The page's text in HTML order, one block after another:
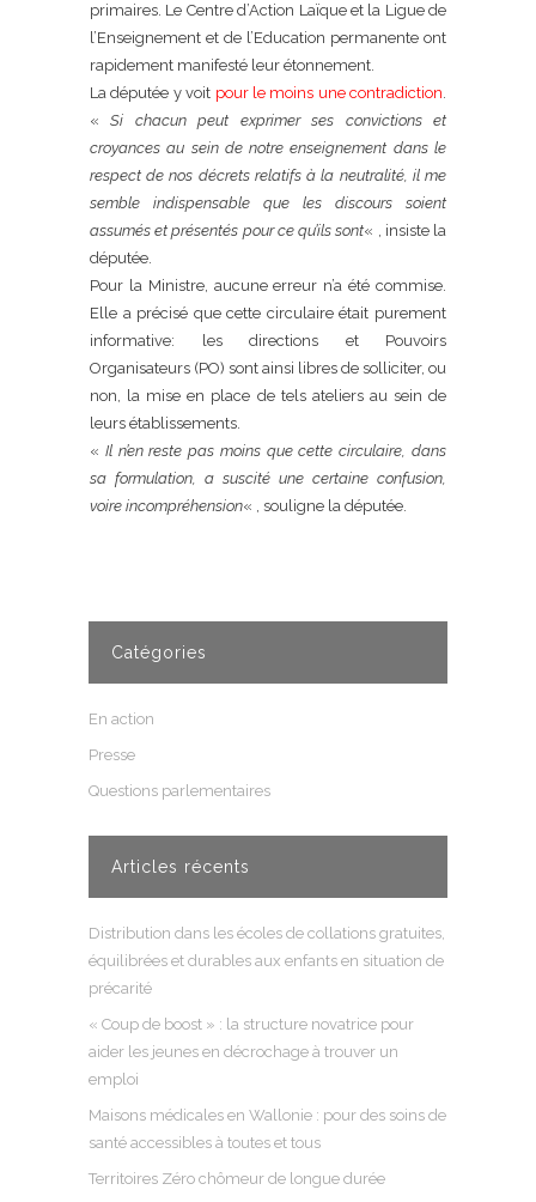
primaires. Le Centre d’Action Laïque et la Ligue de
l’Enseignement et de l’Education permanente ont
rapidement manifesté leur étonnement.
La députée y voit pour le moins une contradiction.
«Si chacun peut exprimer ses convictions et
croyances au sein de notre enseignement dans le
respect de nos décrets relatifs à la neutralité, il me
semble indispensable que les discours soient
assumés et présentés pour ce qu’ils sont« , insiste la
députée.
Pour la Ministre, aucune erreur n’a été commise.
Elle a précisé que cette circulaire était purement
informative: les directions et Pouvoirs
Organisateurs (PO) sont ainsi libres de solliciter, ou
non, la mise en place de tels ateliers au sein de
leurs établissements.
« Il n’en reste pas moins que cette circulaire, dans
sa formulation, a suscité une certaine confusion,
voire incompréhension« , souligne la députée.
Catégories
En action
Presse
Questions parlementaires
Articles récents
Distribution dans les écoles de collations gratuites,
équilibrées et durables aux enfants en situation de
précarité
« Coup de boost » : la structure novatrice pour
aider les jeunes en décrochage à trouver un
emploi
Maisons médicales en Wallonie : pour des soins de
santé accessibles à toutes et tous
Territoires Zéro chômeur de longue durée